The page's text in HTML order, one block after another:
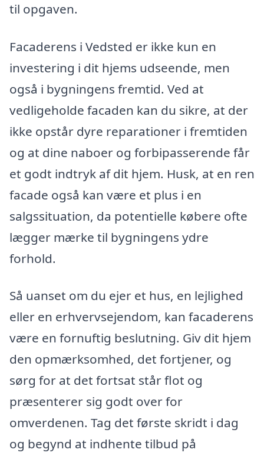
til opgaven.
Facaderens i Vedsted er ikke kun en
investering i dit hjems udseende, men
også i bygningens fremtid. Ved at
vedligeholde facaden kan du sikre, at der
ikke opstår dyre reparationer i fremtiden
og at dine naboer og forbipasserende får
et godt indtryk af dit hjem. Husk, at en ren
facade også kan være et plus i en
salgssituation, da potentielle købere ofte
lægger mærke til bygningens ydre
forhold.
Så uanset om du ejer et hus, en lejlighed
eller en erhvervsejendom, kan facaderens
være en fornuftig beslutning. Giv dit hjem
den opmærksomhed, det fortjener, og
sørg for at det fortsat står flot og
præsenterer sig godt over for
omverdenen. Tag det første skridt i dag
og begynd at indhente tilbud på